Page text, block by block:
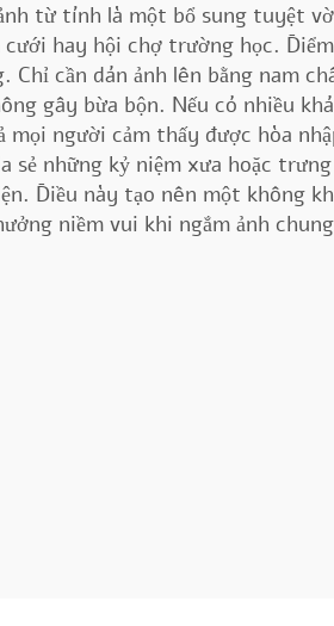
từ tính là một bổ sung tuyệt
hay hội chợ trường học.
Chỉ cần dán ảnh lên bằng nam
gây bừa bộn. Nếu có nhiều
mọi người cảm thấy được hòa
sẻ những kỷ niệm xưa hoặc
Điều này tạo nên một không
niềm vui khi ngắm ảnh